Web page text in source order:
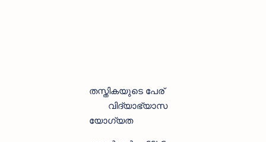
തസ്തികയുടെ പേര്
വിദ്യാഭ്യാസ
യോഗ്യത